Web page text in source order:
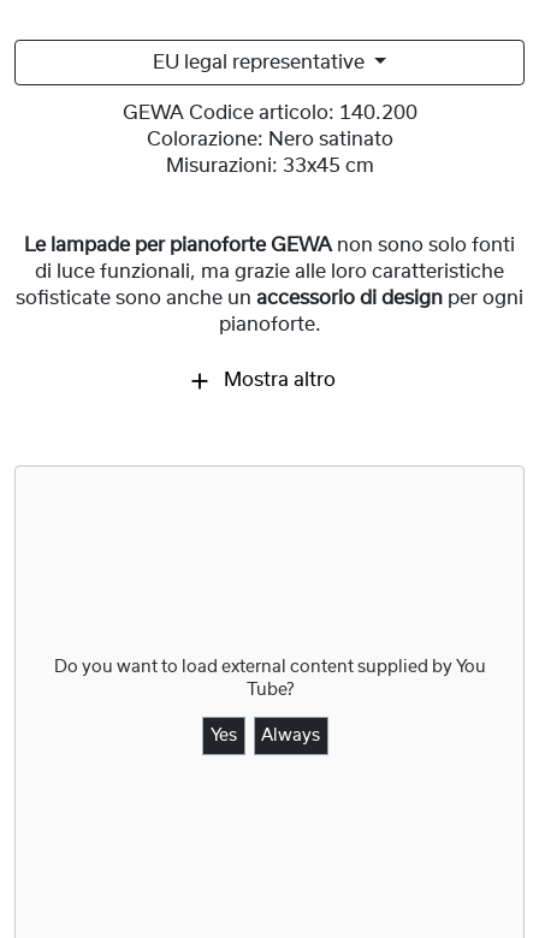
EU legal representative
GEWA Codice articolo: 140.200
Colorazione: Nero satinato
Misurazioni: 33x45 cm
Le lampade per pianoforte GEWA non sono solo fonti
di luce funzionali, ma grazie alle loro caratteristiche
sofisticate sono anche un accessorio di design per ogni
pianoforte.
Mostra altro
Do you want to load external content supplied by You
Tube?
Yes Always